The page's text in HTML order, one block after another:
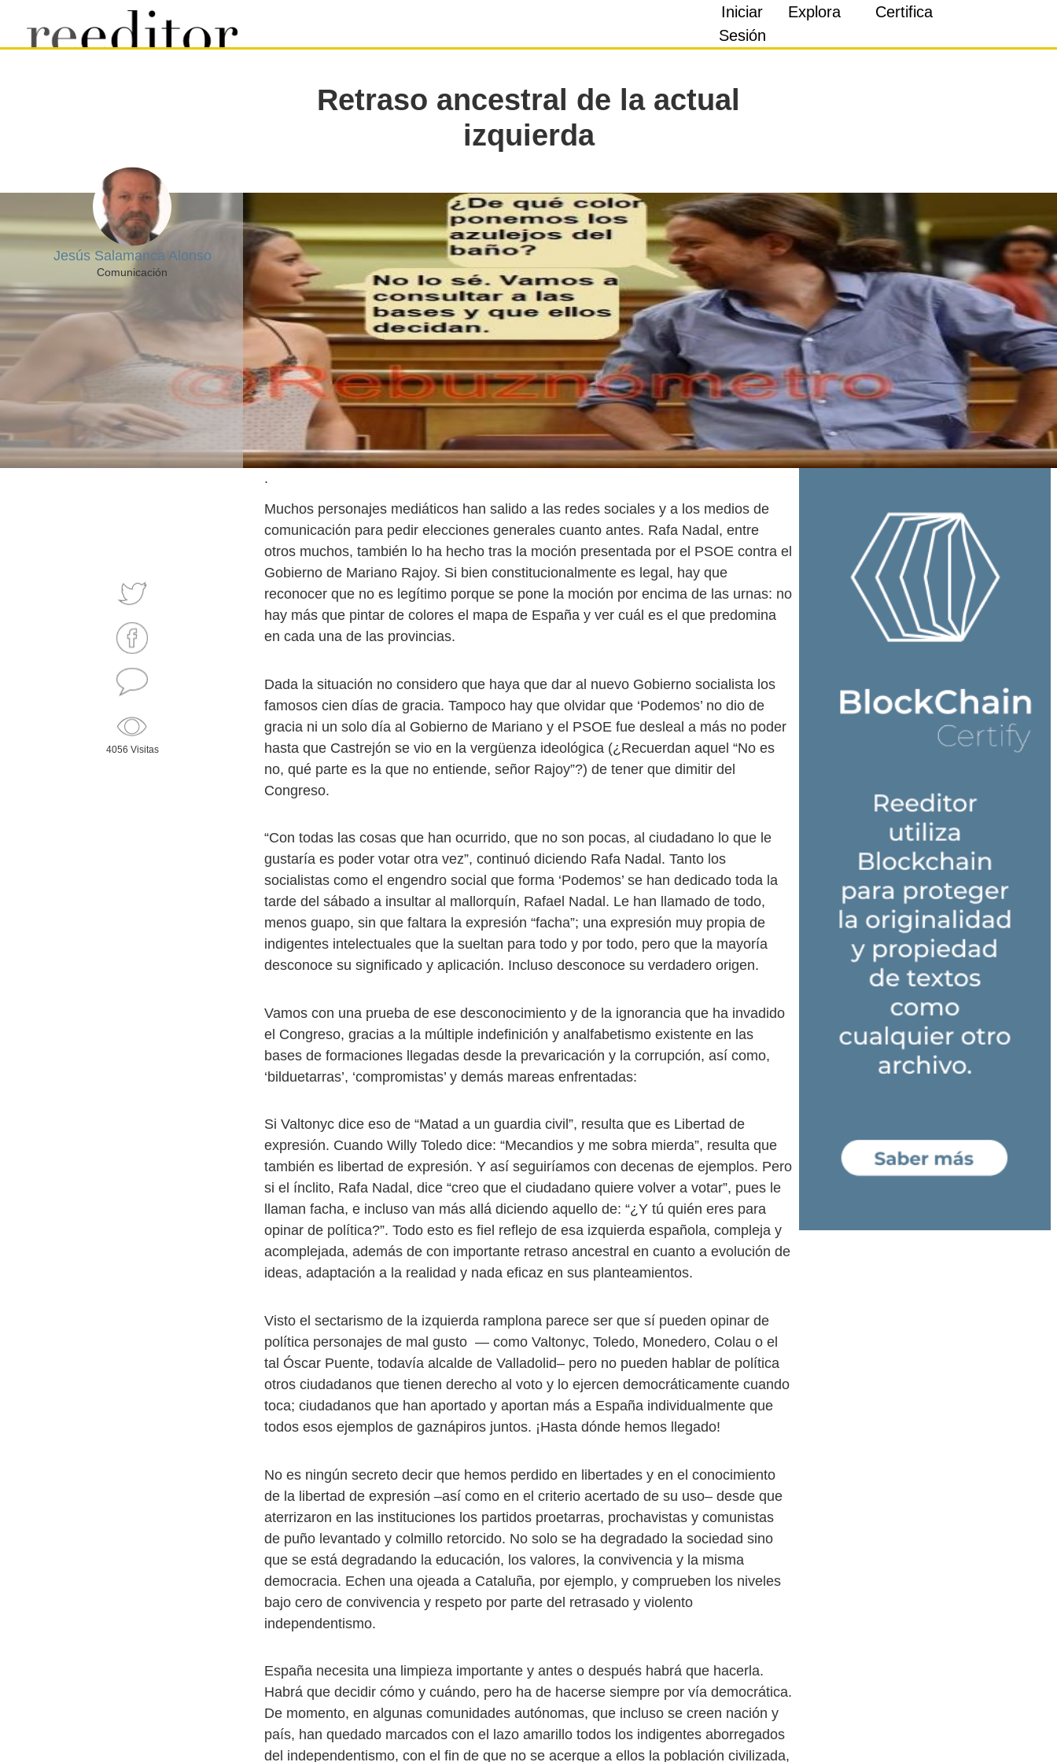
Iniciar
Sesión
Explora Certifica
Jesús Salamanca Alonso
Comunicación
Retraso ancestral de la actual
izquierda
4056 Visitas
.
Muchos personajes mediáticos han salido a las redes sociales y a los medios de
comunicación para pedir elecciones generales cuanto antes. Rafa Nadal, entre
otros muchos, también lo ha hecho tras la moción presentada por el PSOE contra el
Gobierno de Mariano Rajoy. Si bien constitucionalmente es legal, hay que
reconocer que no es legítimo porque se pone la moción por encima de las urnas: no
hay más que pintar de colores el mapa de España y ver cuál es el que predomina
en cada una de las provincias.
Dada la situación no considero que haya que dar al nuevo Gobierno socialista los
famosos cien días de gracia. Tampoco hay que olvidar que ‘Podemos’ no dio de
gracia ni un solo día al Gobierno de Mariano y el PSOE fue desleal a más no poder
hasta que Castrejón se vio en la vergüenza ideológica (¿Recuerdan aquel “No es
no, qué parte es la que no entiende, señor Rajoy”?) de tener que dimitir del
Congreso.
“Con todas las cosas que han ocurrido, que no son pocas, al ciudadano lo que le
gustaría es poder votar otra vez”, continuó diciendo Rafa Nadal. Tanto los
socialistas como el engendro social que forma ‘Podemos’ se han dedicado toda la
tarde del sábado a insultar al mallorquín, Rafael Nadal. Le han llamado de todo,
menos guapo, sin que faltara la expresión “facha”; una expresión muy propia de
indigentes intelectuales que la sueltan para todo y por todo, pero que la mayoría
desconoce su significado y aplicación. Incluso desconoce su verdadero origen.
Vamos con una prueba de ese desconocimiento y de la ignorancia que ha invadido
el Congreso, gracias a la múltiple indefinición y analfabetismo existente en las
bases de formaciones llegadas desde la prevaricación y la corrupción, así como,
‘bilduetarras’, ‘compromistas’ y demás mareas enfrentadas:
Si Valtonyc dice eso de “Matad a un guardia civil”, resulta que es Libertad de
expresión. Cuando Willy Toledo dice: “Mecandios y me sobra mierda”, resulta que
también es libertad de expresión. Y así seguiríamos con decenas de ejemplos. Pero
si el ínclito, Rafa Nadal, dice “creo que el ciudadano quiere volver a votar”, pues le
llaman facha, e incluso van más allá diciendo aquello de: “¿Y tú quién eres para
opinar de política?”. Todo esto es fiel reflejo de esa izquierda española, compleja y
acomplejada, además de con importante retraso ancestral en cuanto a evolución de
ideas, adaptación a la realidad y nada eficaz en sus planteamientos.
Visto el sectarismo de la izquierda ramplona parece ser que sí pueden opinar de
política personajes de mal gusto — como Valtonyc, Toledo, Monedero, Colau o el
tal Óscar Puente, todavía alcalde de Valladolid– pero no pueden hablar de política
otros ciudadanos que tienen derecho al voto y lo ejercen democráticamente cuando
toca; ciudadanos que han aportado y aportan más a España individualmente que
todos esos ejemplos de gaznápiros juntos. ¡Hasta dónde hemos llegado!
No es ningún secreto decir que hemos perdido en libertades y en el conocimiento
de la libertad de expresión –así como en el criterio acertado de su uso– desde que
aterrizaron en las instituciones los partidos proetarras, prochavistas y comunistas
de puño levantado y colmillo retorcido. No solo se ha degradado la sociedad sino
que se está degradando la educación, los valores, la convivencia y la misma
democracia. Echen una ojeada a Cataluña, por ejemplo, y comprueben los niveles
bajo cero de convivencia y respeto por parte del retrasado y violento
independentismo.
España necesita una limpieza importante y antes o después habrá que hacerla.
Habrá que decidir cómo y cuándo, pero ha de hacerse siempre por vía democrática.
De momento, en algunas comunidades autónomas, que incluso se creen nación y
país, han quedado marcados con el lazo amarillo todos los indigentes aborregados
del independentismo, con el fin de que no se acerque a ellos la población civilizada,